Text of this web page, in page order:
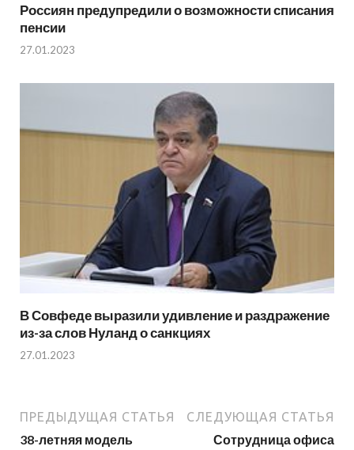
Россиян предупредили о возможности списания
пенсии
27.01.2023
В Совфеде выразили удивление и раздражение
из-за слов Нуланд о санкциях
27.01.2023
ПРЕДЫДУЩАЯ СТАТЬЯ
38-летняя модель
СЛЕДУЮЩАЯ СТАТЬЯ
Сотрудница офиса